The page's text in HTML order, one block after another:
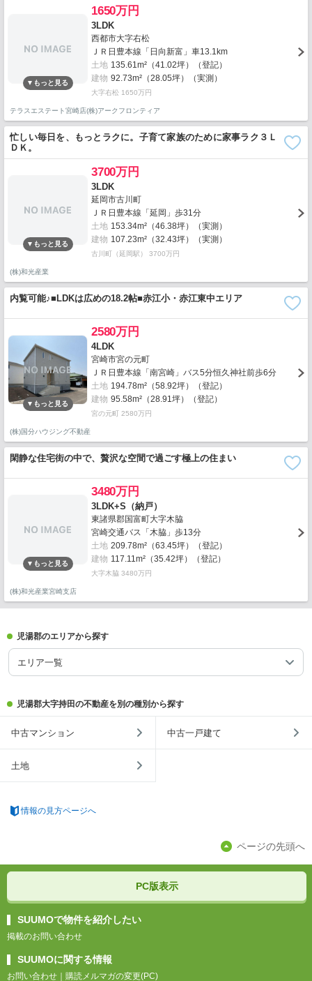
1650万円
3LDK
西都市大字右松
ＪＲ日豊本線「日向新富」車13.1km
土地 135.61m²（41.02坪）（登記）
建物 92.73m²（28.05坪）（実測）
大字右松 1650万円
テラスエステート宮崎店(株)アークフロンティア
忙しい毎日を、もっとラクに。子育て家族のために家事ラク３Ｌ
ＤＫ。
3700万円
3LDK
延岡市古川町
ＪＲ日豊本線「延岡」歩31分
土地 153.34m²（46.38坪）（実測）
建物 107.23m²（32.43坪）（実測）
古川町（延岡駅） 3700万円
(株)和光産業
内覧可能♪■LDKは広めの18.2帖■赤江小・赤江東中エリア
2580万円
4LDK
宮崎市宮の元町
ＪＲ日豊本線「南宮崎」バス5分恒久神社前歩6分
土地 194.78m²（58.92坪）（登記）
建物 95.58m²（28.91坪）（登記）
宮の元町 2580万円
(株)国分ハウジング不動産
閑静な住宅街の中で、贅沢な空間で過ごす極上の住まい
3480万円
3LDK+S（納戸）
東諸県郡国富町大字木脇
宮崎交通バス「木脇」歩13分
土地 209.78m²（63.45坪）（登記）
建物 117.11m²（35.42坪）（登記）
大字木脇 3480万円
(株)和光産業宮崎支店
児湯郡のエリアから探す
エリア一覧
児湯郡大字持田の不動産を別の種別から探す
中古マンション 中古一戸建て
土地
情報の見方ページへ
ページの先頭へ
PC版表示
SUUMOで物件を紹介したい
掲載のお問い合わせ
SUUMOに関する情報
お問い合わせ 購読メルマガの変更(PC)